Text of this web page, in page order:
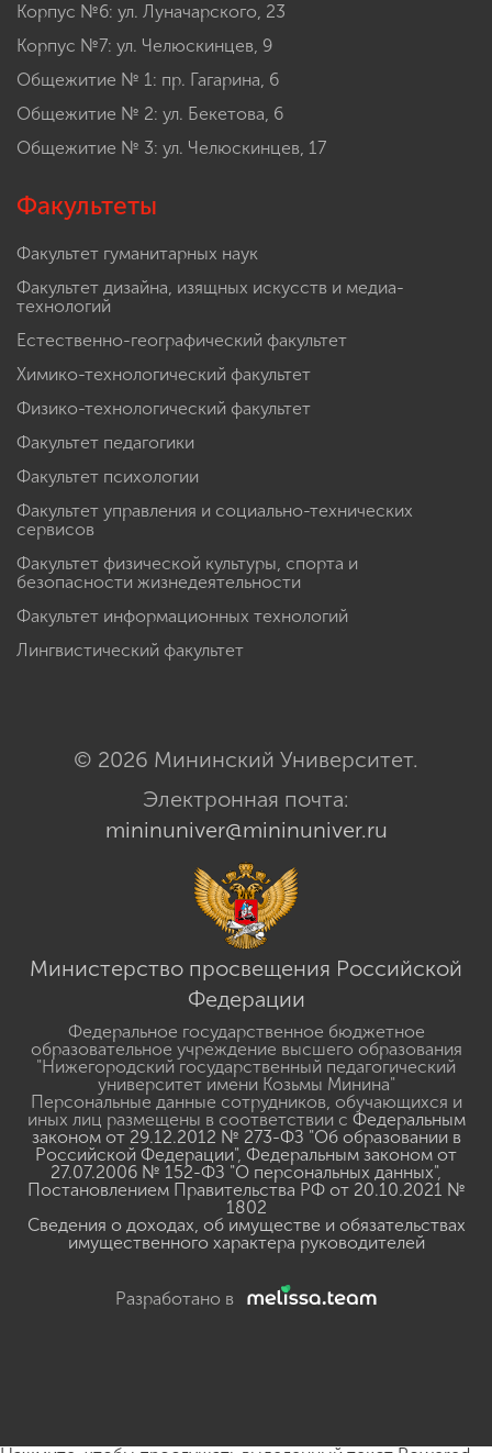
Корпус №6: ул. Луначарского, 23
Корпус №7: ул. Челюскинцев, 9
Общежитие № 1: пр. Гагарина, 6
Общежитие № 2: ул. Бекетова, 6
Общежитие № 3: ул. Челюскинцев, 17
Факультеты
Факультет гуманитарных наук
Факультет дизайна, изящных искусств и медиа-
технологий
Естественно-географический факультет
Химико-технологический факультет
Физико-технологический факультет
Факультет педагогики
Факультет психологии
Факультет управления и социально-технических
сервисов
Факультет физической культуры, спорта и
безопасности жизнедеятельности
Факультет информационных технологий
Лингвистический факультет
© 2026 Мининский Университет.
Электронная почта:
mininuniver@mininuniver.ru
Министерство просвещения Российской
Федерации
Федеральное государственное бюджетное
образовательное учреждение высшего образования
"Нижегородский государственный педагогический
университет имени Козьмы Минина"
Персональные данные сотрудников, обучающихся и
иных лиц размещены в соответствии с Федеральным
законом от 29.12.2012 № 273-ФЗ "Об образовании в
Российской Федерации", Федеральным законом от
27.07.2006 № 152-ФЗ "О персональных данных",
Постановлением Правительства РФ от 20.10.2021 №
1802
Сведения о доходах, об имуществе и обязательствах
имущественного характера руководителей
Разработано в